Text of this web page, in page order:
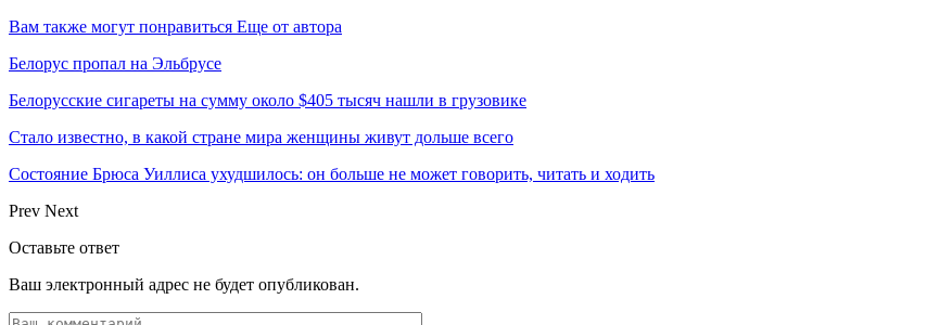
Вам также могут понравиться Еще от автора
Белорус пропал на Эльбрусе
Белорусские сигареты на сумму около $405 тысяч нашли в грузовике
Стало известно, в какой стране мира женщины живут дольше всего
Состояние Брюса Уиллиса ухудшилось: он больше не может говорить, читать и ходить
Prev Next
Оставьте ответ
Ваш электронный адрес не будет опубликован.